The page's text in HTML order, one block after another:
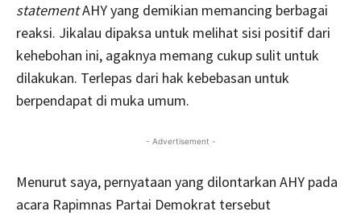
statementAHY yang demikian memancing berbagai
reaksi. Jikalau dipaksa untuk melihat sisi positif dari
kehebohan ini, agaknya memang cukup sulit untuk
dilakukan. Terlepas dari hak kebebasan untuk
berpendapat di muka umum.
- Advertisement -
Menurut saya, pernyataan yang dilontarkan AHY pada
acara Rapimnas Partai Demokrat tersebut